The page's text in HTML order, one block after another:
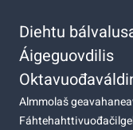
Diehtu
Áigeguovdilis
Almmolaš